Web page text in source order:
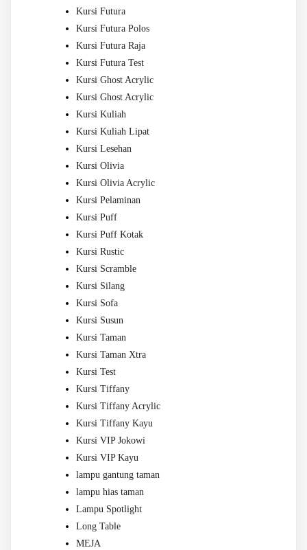
Kursi Futura
Kursi Futura Polos
Kursi Futura Raja
Kursi Futura Test
Kursi Ghost Acrylic
Kursi Ghost Acrylic
Kursi Kuliah
Kursi Kuliah Lipat
Kursi Lesehan
Kursi Olivia
Kursi Olivia Acrylic
Kursi Pelaminan
Kursi Puff
Kursi Puff Kotak
Kursi Rustic
Kursi Scramble
Kursi Silang
Kursi Sofa
Kursi Susun
Kursi Taman
Kursi Taman Xtra
Kursi Test
Kursi Tiffany
Kursi Tiffany Acrylic
Kursi Tiffany Kayu
Kursi VIP Jokowi
Kursi VIP Kayu
lampu gantung taman
lampu hias taman
Lampu Spotlight
Long Table
MEJA